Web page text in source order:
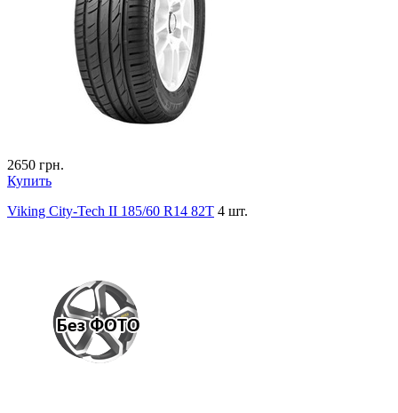
2650 грн.
Купить
Viking City-Tech II 185/60 R14 82T 4 шт.